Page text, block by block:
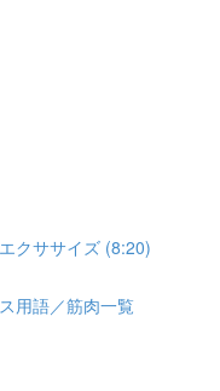
クササイズ (8:20)
用語／筋肉一覧